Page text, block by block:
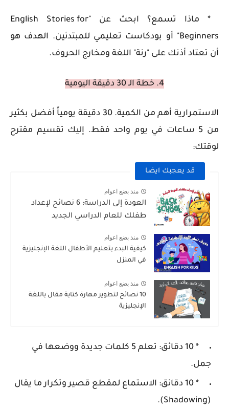
* ماذا تسمع؟ ابحث عن "English Stories for
Beginners" أو بودكاست تعليمي للمبتدئين. الهدف هو
أن تعتاد أذنك على "رنة" اللغة ومخارج الحروف.
4. خطة الـ 30 دقيقة اليومية
الاستمرارية أهم من الكمية. 30 دقيقة يومياً أفضل بكثير
من 5 ساعات في يوم واحد فقط. إليك تقسيم مقترح
لوقتك:
قد يعجبك ايضا
منذ بضع اعوام
العودة إلى الدراسة: 6 نصائح لإعداد
طفلك للعام الدراسي الجديد
منذ بضع اعوام
كيفية البدء بتعليم الأطفال اللغة الإنجليزية
في المنزل
منذ بضع اعوام
10 نصائح لتطوير مهارة كتابة مقال باللغة
الإنجليزية
* 10 دقائق: تعلم 5 كلمات جديدة ووضعها في
جمل.
* 10 دقائق: الاستماع لمقطع قصير وتكرار ما يقال
(Shadowing).